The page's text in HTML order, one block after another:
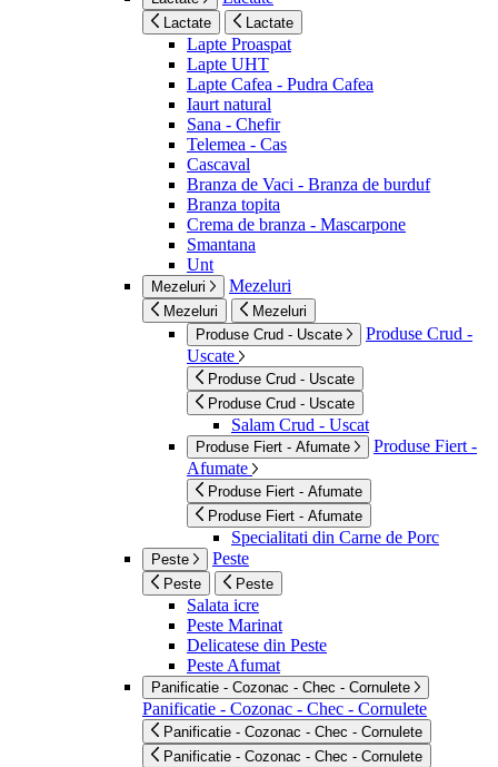
Lactate Lactate
Lapte Proaspat
Lapte UHT
Lapte Cafea - Pudra Cafea
Iaurt natural
Sana - Chefir
Telemea - Cas
Cascaval
Branza de Vaci - Branza de burduf
Branza topita
Crema de branza - Mascarpone
Smantana
Unt
Mezeluri Mezeluri
Mezeluri
Mezeluri
Produse Crud - Uscate
Produse Crud -
Uscate
Produse Crud - Uscate
Produse Crud - Uscate
Salam Crud - Uscat
Produse Fiert - Afumate
Produse Fiert -
Afumate
Produse Fiert - Afumate
Produse Fiert - Afumate
Specialitati din Carne de Porc
Peste Peste
Peste Peste
Salata icre
Peste Marinat
Delicatese din Peste
Peste Afumat
Panificatie - Cozonac - Chec - Cornulete
Panificatie - Cozonac - Chec - Cornulete
Panificatie - Cozonac - Chec - Cornulete
Panificatie - Cozonac - Chec - Cornulete